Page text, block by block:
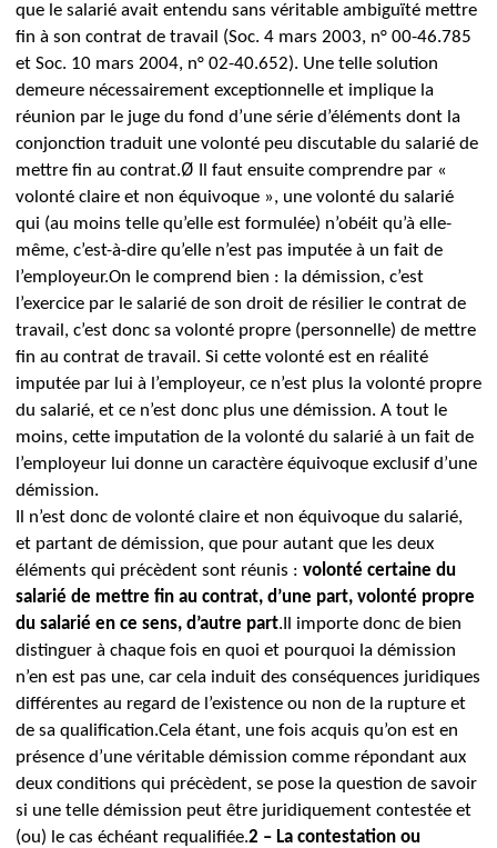
que le salarié avait entendu sans véritable ambiguïté mettre
fin à son contrat de travail (Soc. 4 mars 2003, n° 00-46.785
et Soc. 10 mars 2004, n° 02-40.652). Une telle solution
demeure nécessairement exceptionnelle et implique la
réunion par le juge du fond d’une série d’éléments dont la
conjonction traduit une volonté peu discutable du salarié de
mettre fin au contrat.Ø
Il faut ensuite comprendre par «
volonté claire et non équivoque », une volonté du salarié
qui (au moins telle qu’elle est formulée) n’obéit qu’à elle-
même, c’est-à-dire qu’elle n’est pas imputée à un fait de
l’employeur.On le comprend bien : la démission, c’est
l’exercice par le salarié de son droit de résilier le contrat de
travail, c’est donc sa volonté propre (personnelle) de mettre
fin au contrat de travail. Si cette volonté est en réalité
imputée par lui à l’employeur, ce n’est plus la volonté propre
du salarié, et ce n’est donc plus une démission. A tout le
moins, cette imputation de la volonté du salarié à un fait de
l’employeur lui donne un caractère équivoque exclusif d’une
démission.
Il n’est donc de volonté claire et non équivoque du salarié,
et partant de démission, que pour autant que les deux
éléments qui précèdent sont réunis : volonté certaine du
salarié de mettre fin au contrat, d’une part, volonté propre
du salarié en ce sens, d’autre part. Il importe donc de bien
distinguer à chaque fois en quoi et pourquoi la démission
n’en est pas une, car cela induit des conséquences juridiques
différentes au regard de l’existence ou non de la rupture et
de sa qualification.Cela étant, une fois acquis qu’on est en
présence d’une véritable démission comme répondant aux
deux conditions qui précèdent, se pose la question de savoir
si une telle démission peut être juridiquement contestée et
(ou) le cas échéant requalifiée.2 – La contestation ou